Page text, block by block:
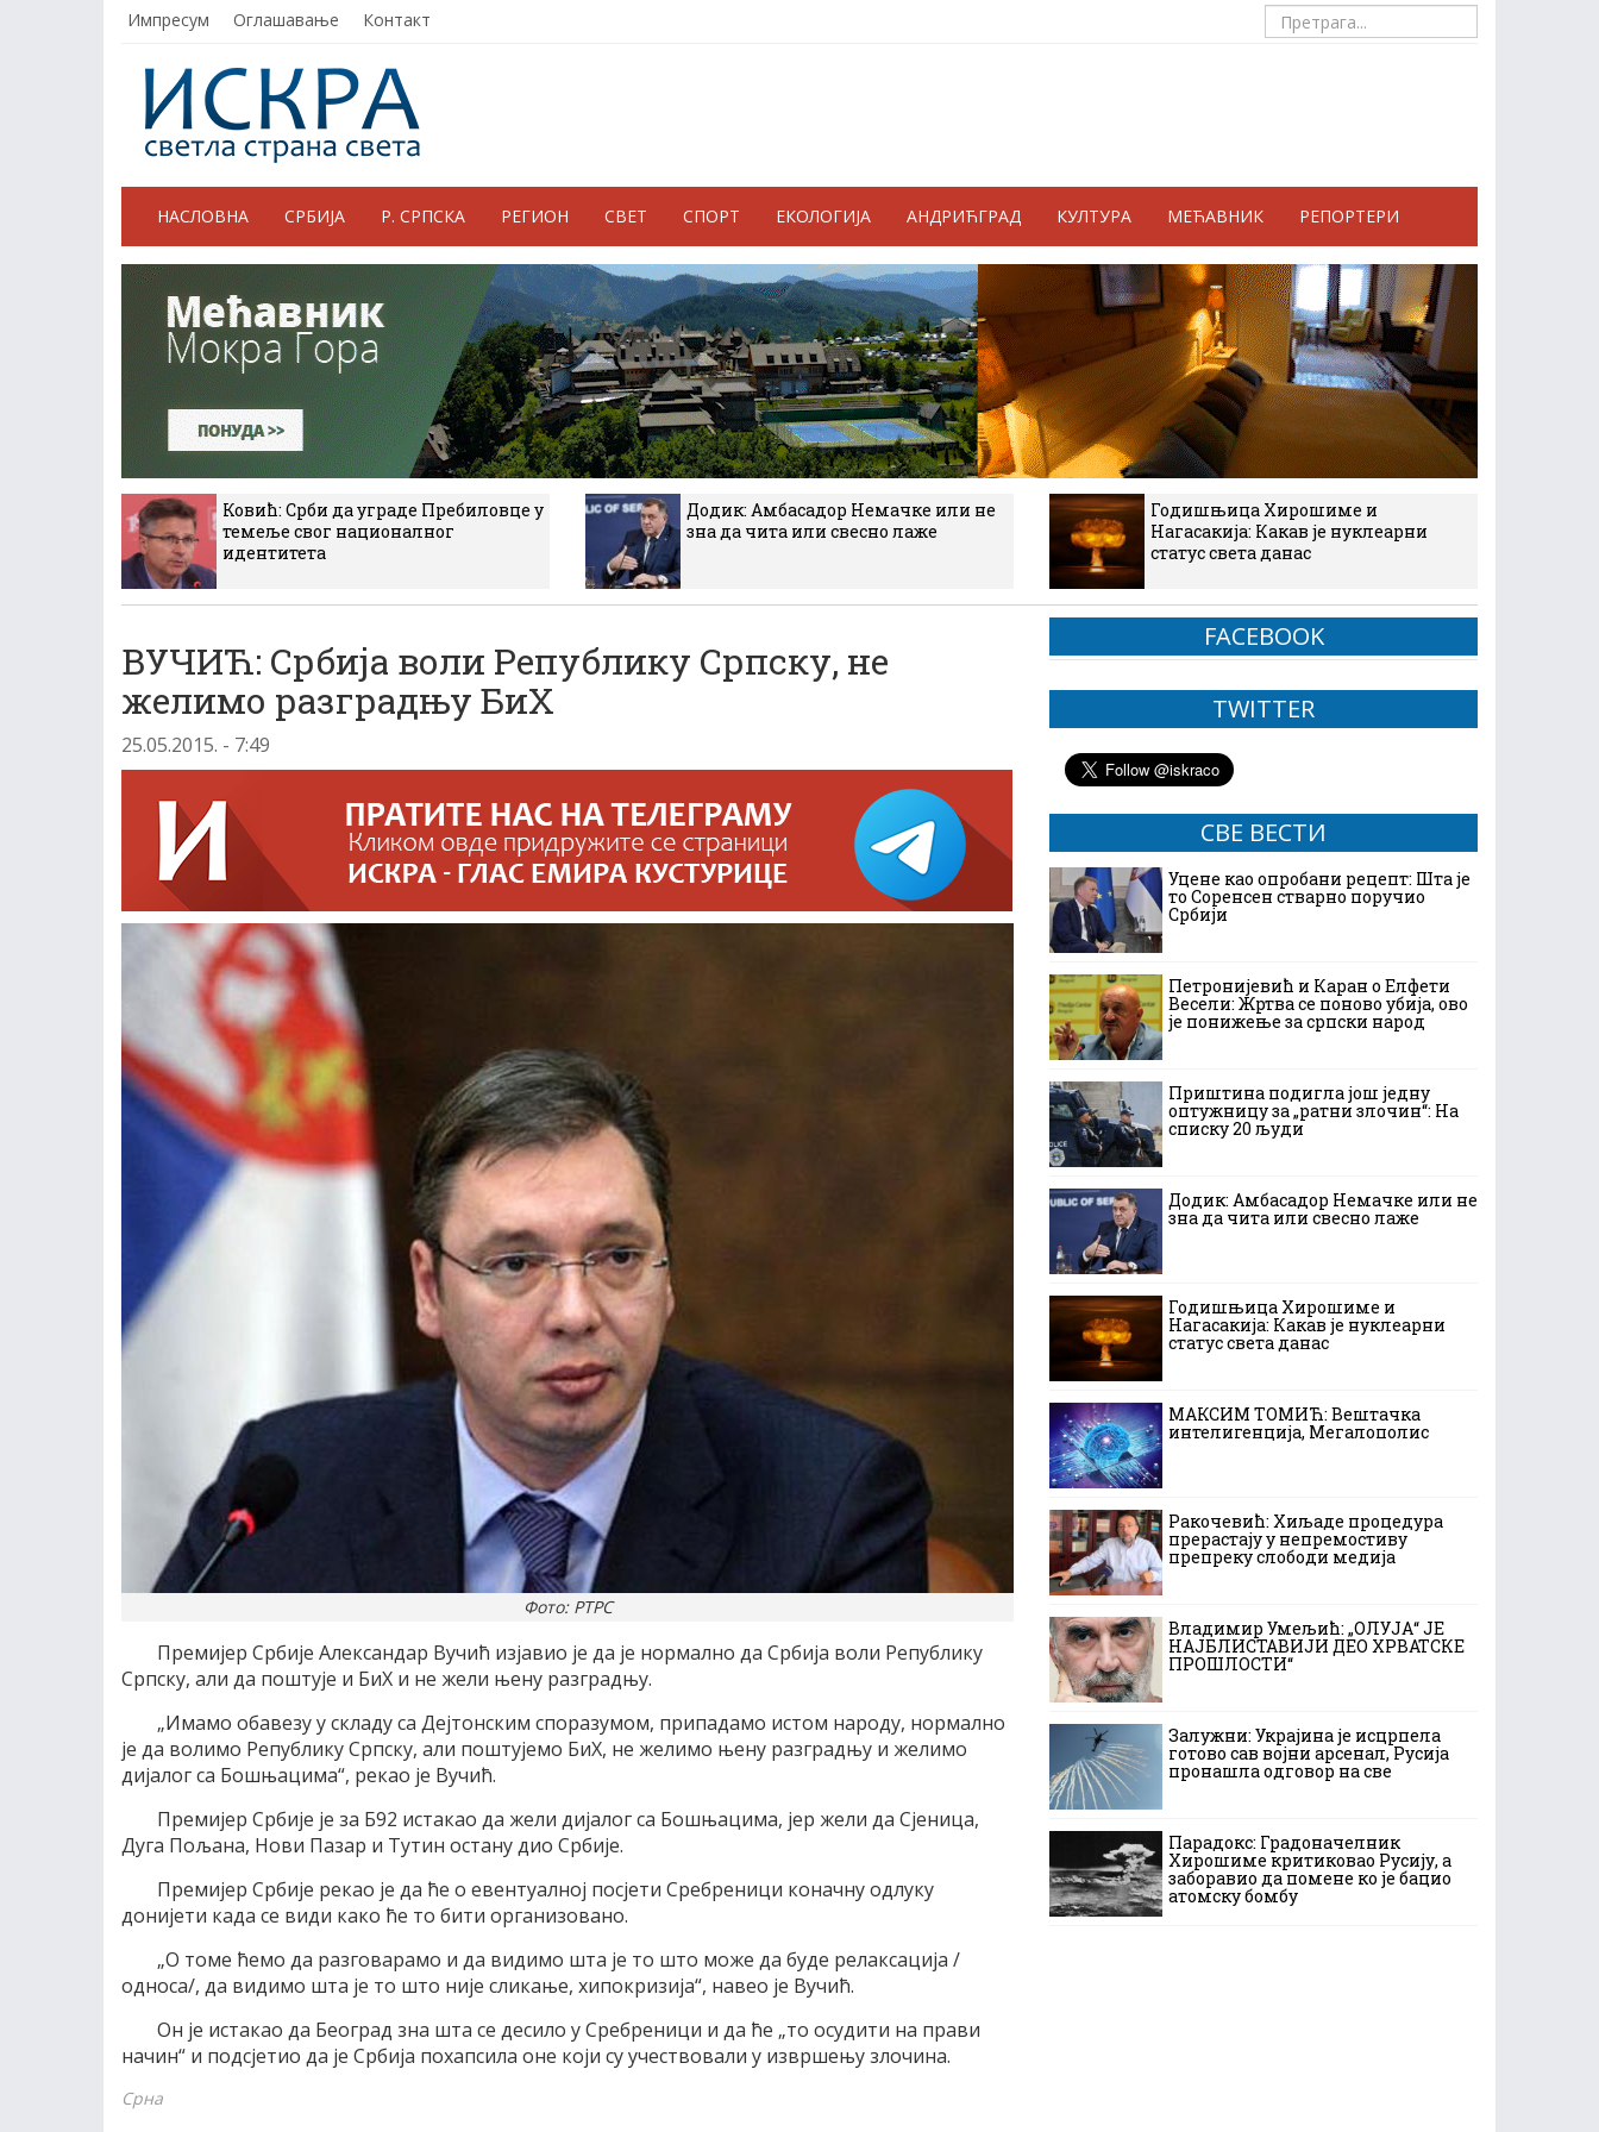
Импресум Оглашавање Контакт
НАСЛОВНА СРБИЈА Р. СРПСКА РЕГИОН СВЕТ СПОРТ ЕКОЛОГИЈА АНДРИЋГРАД КУЛТУРА МЕЋАВНИК РЕПОРТЕРИ
Ковић: Срби да уграде Пребиловце у
темеље свог националног
идентитета
Додик: Амбасадор Немачке или не
зна да чита или свесно лаже
Годишњица Хирошиме и
Нагасакија: Какав је нуклеарни
статус света данас
ВУЧИЋ: Србија воли Републику Српску, не
желимо разградњу БиХ
25.05.2015. - 7:49
Фото: РТРС
Премијер Србије Александар Вучић изјавио је да је нормално да Србија воли Републику
Српску, али да поштује и БиХ и не жели њену разградњу.
„Имамо обавезу у складу са Дејтонским споразумом, припадамо истом народу, нормално
је да волимо Републику Српску, али поштујемо БиХ, не желимо њену разградњу и желимо
дијалог са Бошњацима“, рекао је Вучић.
Премијер Србије је за Б92 истакао да жели дијалог са Бошњацима, јер жели да Сјеница,
Дуга Пољана, Нови Пазар и Тутин остану дио Србије.
Премијер Србије рекао је да ће о евентуалној посјети Сребреници коначну одлуку
донијети када се види како ће то бити организовано.
„О томе ћемо да разговарамо и да видимо шта је то што може да буде релаксација /
односа/, да видимо шта је то што није сликање, хипокризија“, навео је Вучић.
Он је истакао да Београд зна шта се десило у Сребреници и да ће „то осудити на прави
начин“ и подсјетио да је Србија похапсила оне који су учествовали у извршењу злочина.
Срна
FACEBOOK
TWITTER
СВЕ ВЕСТИ
Уцене као опробани рецепт: Шта је
то Соренсен стварно поручио
Србији
Петронијевић и Каран о Елфети
Весели: Жртва се поново убија, ово
је понижење за српски народ
Приштина подигла још једну
оптужницу за „ратни злочин“: На
списку 20 људи
Додик: Амбасадор Немачке или не
зна да чита или свесно лаже
Годишњица Хирошиме и
Нагасакија: Какав је нуклеарни
статус света данас
МАКСИМ ТОМИЋ: Вештачка
интелигенција, Мегалополис
Ракочевић: Хиљаде процедура
прерастају у непремостиву
препреку слободи медија
Владимир Умељић: „ОЛУЈА“ ЈЕ
НАЈБЛИСТАВИЈИ ДЕО ХРВАТСКЕ
ПРОШЛОСТИ“
Залужни: Украјина је исцрпела
готово сав војни арсенал, Русија
пронашла одговор на све
Парадокс: Градоначелник
Хирошиме критиковао Русију, а
заборавио да помене ко је бацио
атомску бомбу